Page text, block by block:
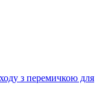
ходу з перемичкою для